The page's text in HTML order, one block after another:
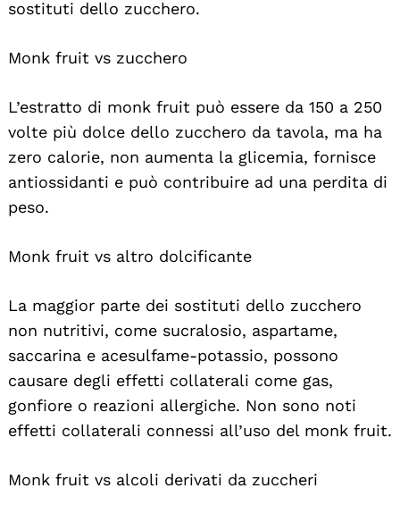
sostituti dello zucchero.
Monk fruit vs zucchero
L’estratto di monk fruit può essere da 150 a 250
volte più dolce dello zucchero da tavola, ma ha
zero calorie, non aumenta la glicemia, fornisce
antiossidanti e può contribuire ad una perdita di
peso.
Monk fruit vs altro dolcificante
La maggior parte dei sostituti dello zucchero
non nutritivi, come sucralosio, aspartame,
saccarina e acesulfame-potassio, possono
causare degli effetti collaterali come gas,
gonfiore o reazioni allergiche. Non sono noti
effetti collaterali connessi all’uso del monk fruit.
Monk fruit vs alcoli derivati da zuccheri